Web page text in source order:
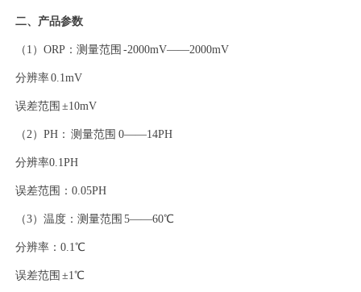
二、产品参数
（1）ORP：测量范围 -2000mV——2000mV
分辨率 0.1mV
误差范围 ±10mV
（2）PH： 测量范围 0——14PH
分辨率0.1PH
误差范围：0.05PH
（3）温度：测量范围 5——60℃
分辨率：0.1℃
误差范围 ±1℃